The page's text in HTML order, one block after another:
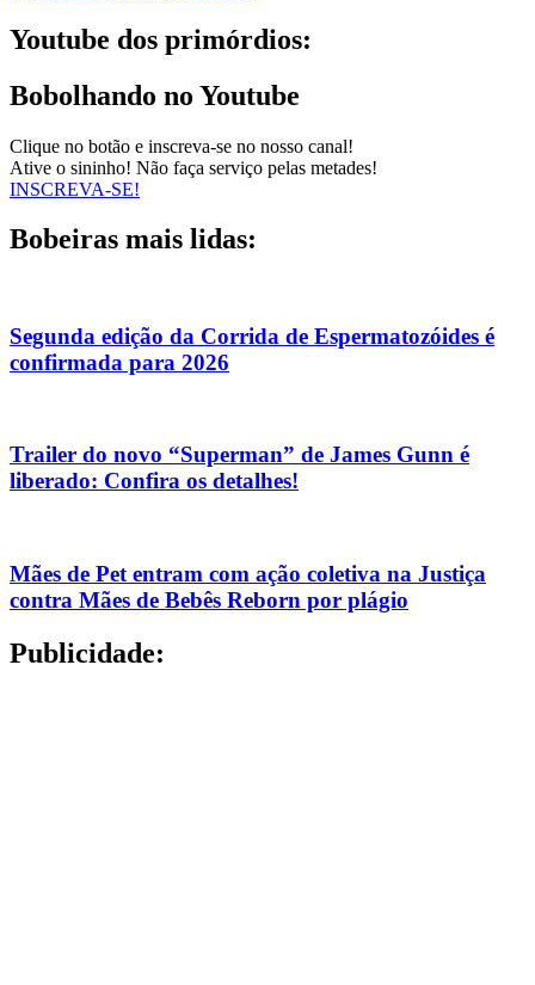
Youtube dos primórdios:
Bobolhando no Youtube
Clique no botão e inscreva-se no nosso canal!
Ative o sininho! Não faça serviço pelas metades!
INSCREVA-SE!
Bobeiras mais lidas:
Segunda edição da Corrida de Espermatozóides é
confirmada para 2026
Trailer do novo “Superman” de James Gunn é
liberado: Confira os detalhes!
Mães de Pet entram com ação coletiva na Justiça
contra Mães de Bebês Reborn por plágio
Publicidade: